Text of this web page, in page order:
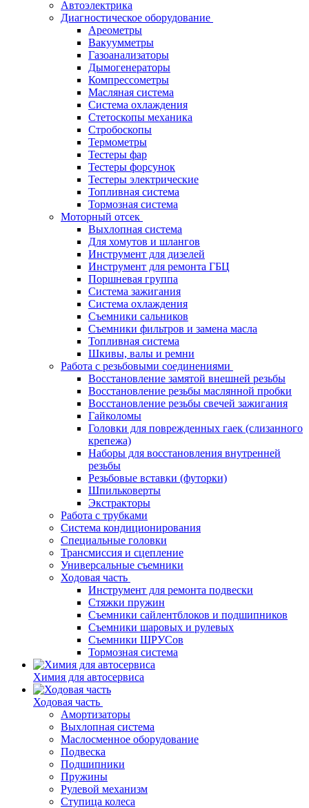
Автоэлектрика
Диагностическое оборудование
Ареометры
Вакуумметры
Газоанализаторы
Дымогенераторы
Компрессометры
Масляная система
Система охлаждения
Стетоскопы механика
Стробоскопы
Термометры
Тестеры фар
Тестеры форсунок
Тестеры электрические
Топливная система
Тормозная система
Моторный отсек
Выхлопная система
Для хомутов и шлангов
Инструмент для дизелей
Инструмент для ремонта ГБЦ
Поршневая группа
Система зажигания
Система охлаждения
Съемники сальников
Съемники фильтров и замена масла
Топливная система
Шкивы, валы и ремни
Работа с резьбовыми соединениями
Восстановление замятой внешней резьбы
Восстановление резьбы маслянной пробки
Восстановление резьбы свечей зажигания
Гайколомы
Головки для поврежденных гаек (слизанного
крепежа)
Наборы для восстановления внутренней
резьбы
Резьбовые вставки (футорки)
Шпильковерты
Экстракторы
Работа с трубками
Система кондиционирования
Специальные головки
Трансмиссия и сцепление
Универсальные съемники
Ходовая часть
Инструмент для ремонта подвески
Стяжки пружин
Съемники сайлентблоков и подшипников
Съемники шаровых и рулевых
Съемники ШРУСов
Тормозная система
Химия для автосервиса
Ходовая часть
Амортизаторы
Выхлопная система
Маслосменное оборудование
Подвеска
Подшипники
Пружины
Рулевой механизм
Ступица колеса